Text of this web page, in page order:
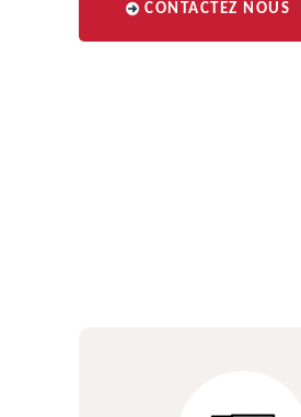
CONTACTEZ NOUS